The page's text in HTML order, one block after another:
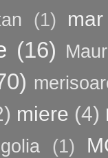
(1) mar
(16)
miere (4)
(1)